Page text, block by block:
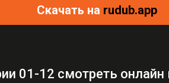
Скачать на rudub.app
01-12 смотреть